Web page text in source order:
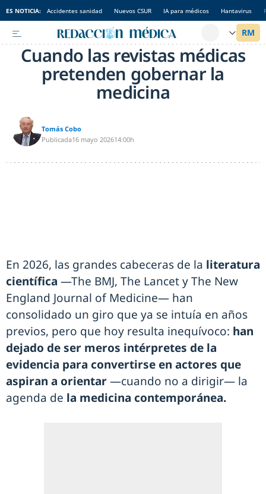
ES NOTICIA: Accidentes sanidad Nuevos CSUR IA para médicos Hantavirus
Cuando las revistas médicas
pretenden gobernar la
medicina
Tomás Cobo
Publicada16 mayo 202614:00h
En 2026, las grandes cabeceras de la literatura
científica —The BMJ, The Lancet y The New
England Journal of Medicine— han
consolidado un giro que ya se intuía en años
previos, pero que hoy resulta inequívoco: han
dejado de ser meros intérpretes de la
evidencia para convertirse en actores que
aspiran a orientar—cuando no a dirigir— la
agenda de la medicina contemporánea.